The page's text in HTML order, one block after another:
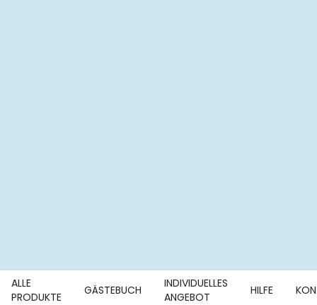
ALLE
PRODUKTE
GÄSTEBUCH
INDIVIDUELLES
ANGEBOT
HILFE